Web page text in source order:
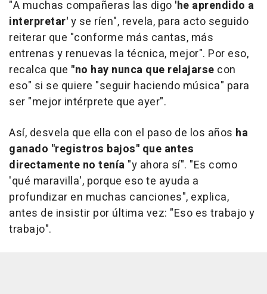
"A muchas compañeras las digo 'he aprendido a
interpretar'y se ríen", revela, para acto seguido
reiterar que "conforme más cantas, más
entrenas y renuevas la técnica, mejor". Por eso,
recalca que "no hay nunca que relajarse con
eso" si se quiere "seguir haciendo música" para
ser "mejor intérprete que ayer".
Así, desvela que ella con el paso de los años ha
ganado "registros bajos" que antes
directamente no tenía "y ahora sí". "Es como
'qué maravilla', porque eso te ayuda a
profundizar en muchas canciones", explica,
antes de insistir por última vez: "Eso es trabajo y
trabajo".